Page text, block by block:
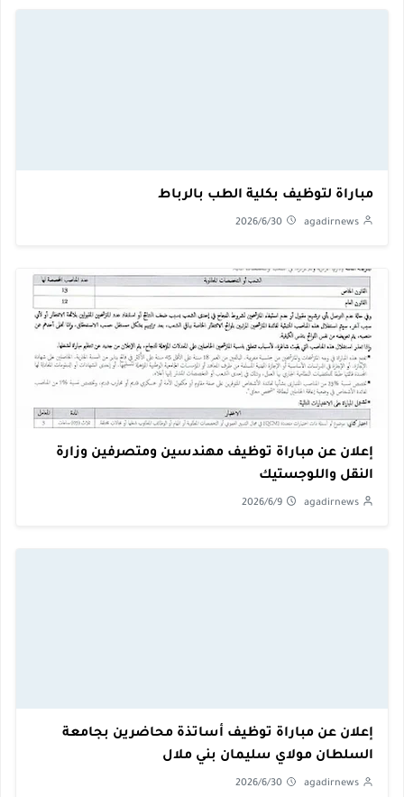
مباراة لتوظيف بكلية الطب بالرباط
agadirnews
2026/6/30
إعلان عن مباراة توظيف مهندسين ومتصرفين وزارة
النقل واللوجستيك
agadirnews
2026/6/9
إعلان عن مباراة توظيف أساتذة محاضرين بجامعة
السلطان مولاي سليمان بني ملال
agadirnews
2026/6/30